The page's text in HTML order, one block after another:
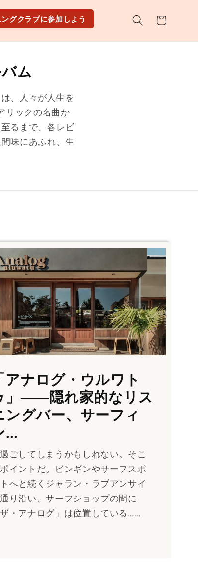
ングクラブに参加しよう
ー
ム
、人々が人生を
リックの名曲か
るまで、各レビ
味にあふれ、生
アナログ・ウルワト
」――隠れ家的なリス
ングバー、サーフィ
…
ごしてしまうかもしれない。そこ
イントだ。ビンギンやサーフスポ
へと続くジャラン・ラブアンサイ
通り沿い、サーフショップの間に
ザ・アナログ」は位置している……